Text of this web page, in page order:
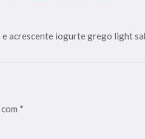
acrescente iogurte grego light
*